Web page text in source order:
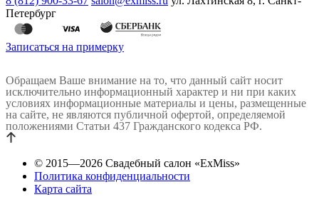
Петербург
Записаться на примерку
Обращаем Ваше внимание на то, что данный сайт носит
исключительно информационный характер и ни при каких
условиях информационные материалы и цены, размещенные
на сайте, не являются публичной офертой, определяемой
положениями Статьи 437 Гражданского кодекса РФ.
© 2015—2026 Свадебный салон «ExMiss»
Политика конфиденциальности
Карта сайта